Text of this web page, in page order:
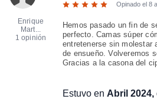
Enrique
Mart...
1 opinión
Opinado el 8
Hemos pasado un fin de
perfecto. Camas súper
entretenerse sin molestar
de ensueño. Volveremos
Gracias a la casona del
Estuvo en Abril 2024,